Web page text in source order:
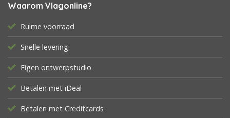
Waarom Vlagonline?
Ruime voorraad
Snelle levering
Eigen ontwerpstudio
Betalen met iDeal
Betalen met Creditcards